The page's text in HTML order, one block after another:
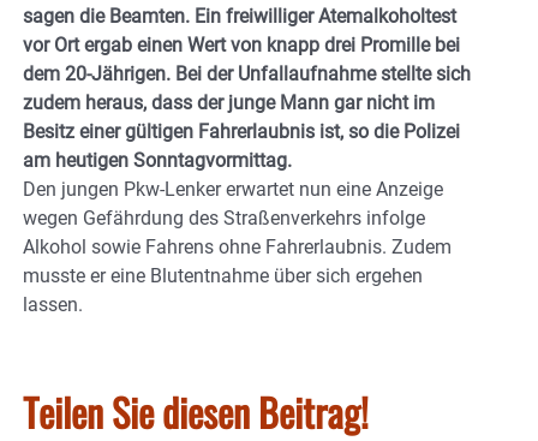
sagen die Beamten. Ein freiwilliger Atemalkoholtest
vor Ort ergab einen Wert von knapp drei Promille bei
dem 20-Jährigen. Bei der Unfallaufnahme stellte sich
zudem heraus, dass der junge Mann gar nicht im
Besitz einer gültigen Fahrerlaubnis ist, so die Polizei
am heutigen Sonntagvormittag.
Den jungen Pkw-Lenker erwartet nun eine Anzeige
wegen Gefährdung des Straßenverkehrs infolge
Alkohol sowie Fahrens ohne Fahrerlaubnis. Zudem
musste er eine Blutentnahme über sich ergehen
lassen.
Teilen Sie diesen Beitrag!